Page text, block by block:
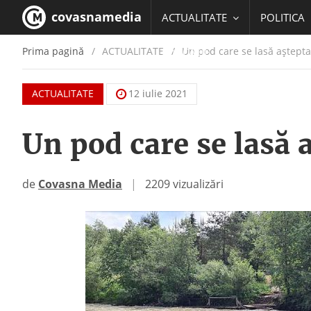
covasnamedia ACTUALITATE POLITICA
EDUCATIE
Prima pagină ACTUALITATE / Un pod care se lasă
ACTUALITATE 12 iulie 2021
Un pod care se lasă
de Covasna Media | 2209 vizualizări